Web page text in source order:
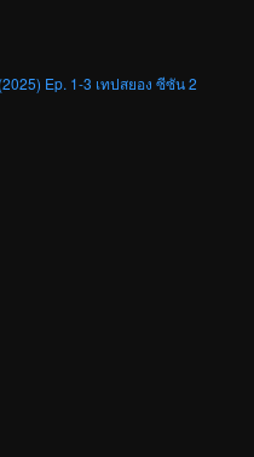
Ep. 1-3 เทปสยอง ซีซัน 2